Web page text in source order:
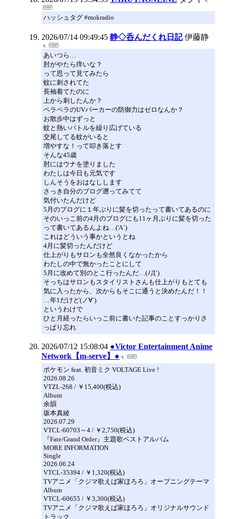
ハッシュタグ #mokradio
2026/07/14 09:49:45 静◇呑んだくれ日記 伊藤静
あいつら…
肘がやたら痒いな？
って思って見てみたら
蚊に刺されてた
長袖着てたのに
上から刺したんか？
ペラペラのUVパーカーの防御力はゼロなんか？
お散歩中はずっと
蚊と熱いバトルを繰り広げている
交尾してる蚊がいると
増やすな！って叩き落とす
そんな45歳
肘にはウナを塗りました
わたしは今日も元気です
しんそうをおはなしします
さっき自分のブログ遡ってみてて
気付いたんだけど
5月のブログに１年ぶりに髪を切ったって書いてあるのに
そのいっこ前の4月のブログにも11ヶ月ぶりに髪を切った
って書いてあるんよね…('A`)
これはどういう事かというとね
4月に髪切ったんだけど
仕上がりもサロンも全然良くなかったから
わたしの中で無かったことにして
5月に改めて別のとこ行ったんだ…(ﾉД`)
そっちはサロンもスタイリストさんも仕上がりもとても
気に入ったから、次からもそこに通うと決めたんだ！！
…年1だけど(ノ∀`)
というわけで
ひと月経ったらいっこ前に書いた記事のことすっかりさ
っぱり忘れ
2026/07/12 15:08:04 ●Victor Entertainment Anime
Network【m-serve】●
ポケモン feat. 初音ミク VOLTAGE Live !
2026.08.26
VTZL-268 / ￥15,400(税込)
Album
余韻
坂本真綾
2026.07.29
VTCL-60703～4 / ￥2,750(税込)
『Fate/Grand Order』主題歌ベストアルバム
MORE INFORMATION
Single
2026.06.24
VTCL-35394 / ￥1,320(税込)
TVアニメ「クジマ歌えば家ほろろ」オープニングテーマ
Album
VTCL-60655 / ￥3,300(税込)
TVアニメ「クジマ歌えば家ほろろ」オリジナルサウンド
トラック